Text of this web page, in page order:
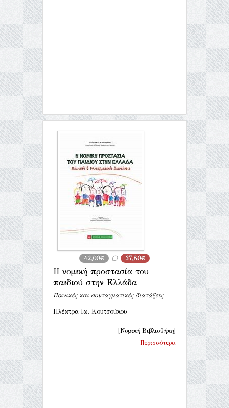
42,00€ 37,80€
Η νομική προστασία του
παιδιού στην Ελλάδα
Ποινικές και συνταγματικές διατάξεις
Ηλέκτρα Ιω. Κουτσούκου
[Νομική Βιβλιοθήκη]
Περισσότερα